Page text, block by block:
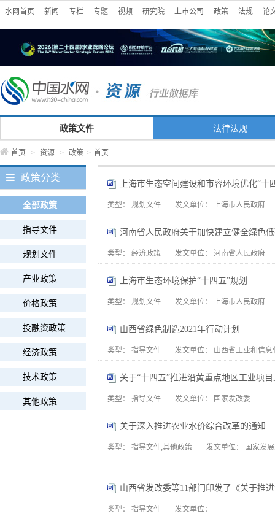
水网首页 新闻 专栏 专题 视频 研究院 上市公司 政策 法规 论
政策文件 法律法规
首页 > 资源 > 政策 > 首页
政策分类
全部政策
指导文件
规划文件
产业政策
价格政策
投融资政策
经济政策
技术政策
其他政策
上海市生态空间建设和市容环境优化“十
类型： 规划文件 发文单位： 上海市人民政府
河南省人民政府关于加快建立健全绿色
类型： 经济政策 发文单位： 河南省人民政府
上海市生态环境保护“十四五”规划
类型： 规划文件 发文单位： 上海市人民政府
山西省绿色制造2021年行动计划
类型： 指导文件 发文单位： 山西省工业和信息
类型： 指导文件 发文单位： 国家发改委
关于深入推进农业水价综合改革的通知
类型： 指导文件,其他政策 发文单位： 国家发
山西省发改委等11部门印发了《关于推
类型： 指导文件 发文单位：